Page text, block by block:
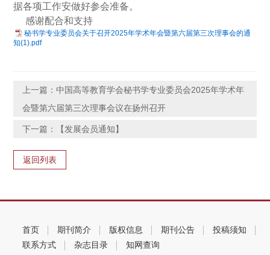
据各项工作安做好参会准备。
感谢配合和支持
秘书学专业委员会关于召开2025年学术年会暨第六届第三次理事会的通
知(1).pdf
上一篇：中国高等教育学会秘书学专业委员会2025年学术年
会暨第六届第三次理事会议在扬州召开
下一篇：【发展会员通知】
返回列表
首页 期刊简介 版权信息 期刊公告
投稿须知
联系方式
杂志目录 知网查询